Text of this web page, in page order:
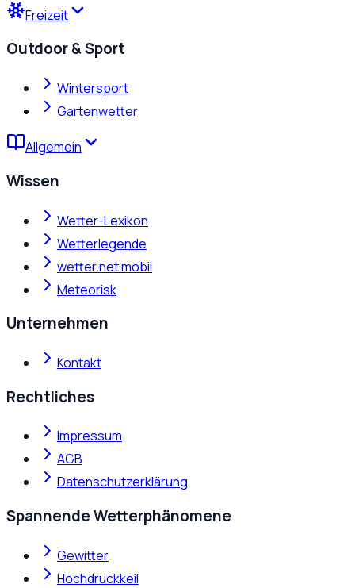
Freizeit
Outdoor & Sport
Wintersport
Gartenwetter
Allgemein
Wissen
Wetter-Lexikon
Wetterlegende
wetter.net mobil
Meteorisk
Unternehmen
Kontakt
Rechtliches
Impressum
AGB
Datenschutzerklärung
Spannende Wetterphänomene
Gewitter
Hochdruckkeil